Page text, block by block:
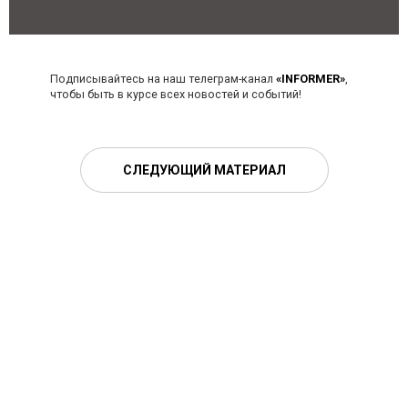
Подписывайтесь на наш телеграм-канал «INFORMER»,
чтобы быть в курсе всех новостей и событий!
СЛЕДУЮЩИЙ МАТЕРИАЛ